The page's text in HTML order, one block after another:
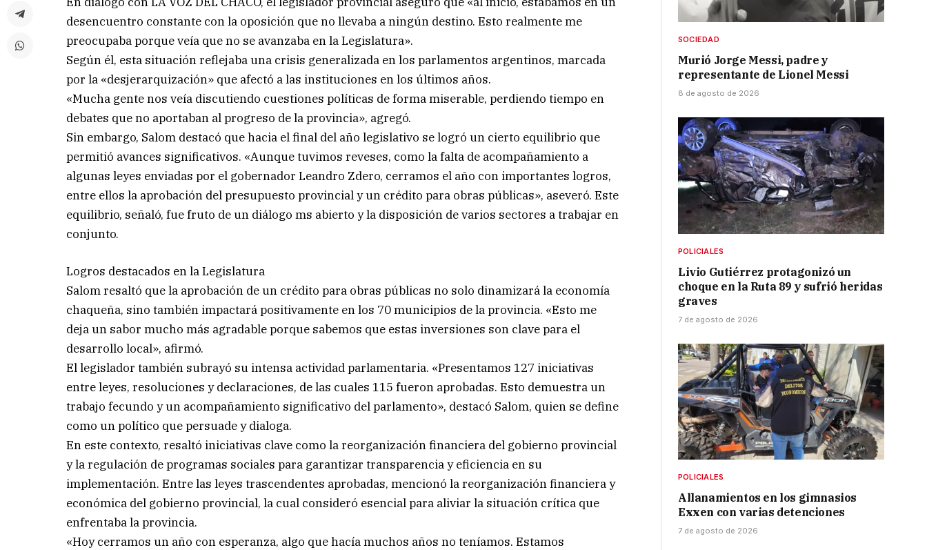
desencuentro constante con la oposición que no llevaba a ningún destino. Esto realmente me
preocupaba porque veía que no se avanzaba en la Legislatura».
Según él, esta situación reflejaba una crisis generalizada en los parlamentos argentinos, marcada
por la «desjerarquización» que afectó a las instituciones en los últimos años.
«Mucha gente nos veía discutiendo cuestiones políticas de forma miserable, perdiendo tiempo en
debates que no aportaban al progreso de la provincia», agregó.
Sin embargo, Salom destacó que hacia el final del año legislativo se logró un cierto equilibrio que
permitió avances significativos. «Aunque tuvimos reveses, como la falta de acompañamiento a
algunas leyes enviadas por el gobernador Leandro Zdero, cerramos el año con importantes logros,
entre ellos la aprobación del presupuesto provincial y un crédito para obras públicas», aseveró. Este
equilibrio, señaló, fue fruto de un diálogo ms abierto y la disposición de varios sectores a trabajar en
conjunto.
Logros destacados en la Legislatura
Salom resaltó que la aprobación de un crédito para obras públicas no solo dinamizará la economía
chaqueña, sino también impactará positivamente en los 70 municipios de la provincia. «Esto me
deja un sabor mucho más agradable porque sabemos que estas inversiones son clave para el
desarrollo local», afirmó.
El legislador también subrayó su intensa actividad parlamentaria. «Presentamos 127 iniciativas
entre leyes, resoluciones y declaraciones, de las cuales 115 fueron aprobadas. Esto demuestra un
trabajo fecundo y un acompañamiento significativo del parlamento», destacó Salom, quien se define
como un político que persuade y dialoga.
En este contexto, resaltó iniciativas clave como la reorganización financiera del gobierno provincial
y la regulación de programas sociales para garantizar transparencia y eficiencia en su
implementación. Entre las leyes trascendentes aprobadas, mencionó la reorganización financiera y
económica del gobierno provincial, la cual consideró esencial para aliviar la situación crítica que
enfrentaba la provincia.
«Hoy cerramos un año con esperanza, algo que hacía muchos años no teníamos. Estamos
SOCIEDAD
Murió Jorge Messi, padre y
representante de Lionel Messi
8 de agosto de 2026
POLICIALES
Livio Gutiérrez protagonizó un
choque en la Ruta 89 y sufrió heridas
graves
7 de agosto de 2026
POLICIALES
Allanamientos en los gimnasios
Exxen con varias detenciones
7 de agosto de 2026